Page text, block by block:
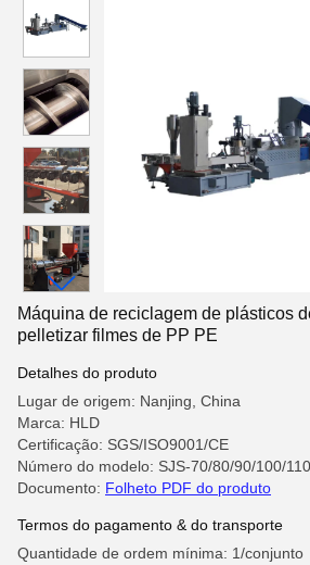
Máquina de reciclagem de plásticos
pelletizar filmes de PP PE
Detalhes do produto
Lugar de origem: Nanjing, China
Marca: HLD
Certificação: SGS/ISO9001/CE
Número do modelo: SJS-70/80/90/100/
Documento: Folheto PDF do produto
Termos do pagamento & do transporte
Quantidade de ordem mínima: 1/conjunto